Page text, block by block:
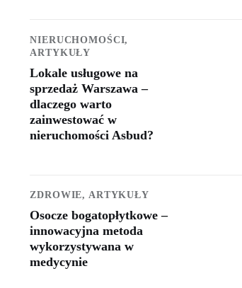
NIERUCHOMOŚCI,
ARTYKUŁY
Lokale usługowe na
sprzedaż Warszawa –
dlaczego warto
zainwestować w
nieruchomości Asbud?
ZDROWIE,ARTYKUŁY
Osocze bogatopłytkowe –
innowacyjna metoda
wykorzystywana w
medycynie